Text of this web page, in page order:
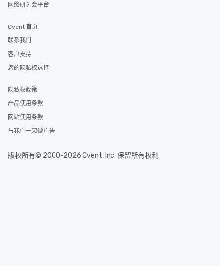
网络研讨会平台
Cvent 首页
联系我们
客户支持
您的隐私权选择
隐私权政策
产品使用条款
网站使用条款
与我们一起做广告
版权所有© 2000-2026 Cvent, Inc. 保留所有权利